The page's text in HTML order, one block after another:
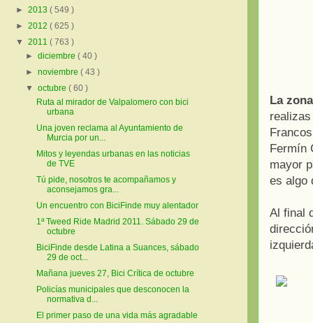
La
Fermín
mayor
es algo
Al final
► 2013 ( 549 )
► 2012 ( 625 )
▼ 2011 ( 763 )
►diciembre( 40 )
►noviembre( 43 )
▼octubre( 60 )
Ruta al mirador de Valpalomero con bici
urbana
Una joven reclama al Ayuntamiento de
Murcia por un...
Mitos y leyendas urbanas en las noticias
de TVE
Tú pide, nosotros te acompañamos y
aconsejamos gra...
Un encuentro con BiciFinde muy alentador
1ª Tweed Ride Madrid 2011. Sábado 29 de
octubre
BiciFinde desde Latina a Suances, sábado
29 de oct...
Mañana jueves 27, Bici Crítica de octubre
Policías municipales que desconocen la
normativa d...
El primer paso de una vida más agradable